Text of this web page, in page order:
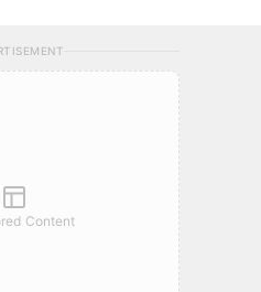
Content